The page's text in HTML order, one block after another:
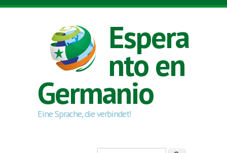
Skip to main content
Espera
nto en
Germanio
Eine Sprache, die verbindet!